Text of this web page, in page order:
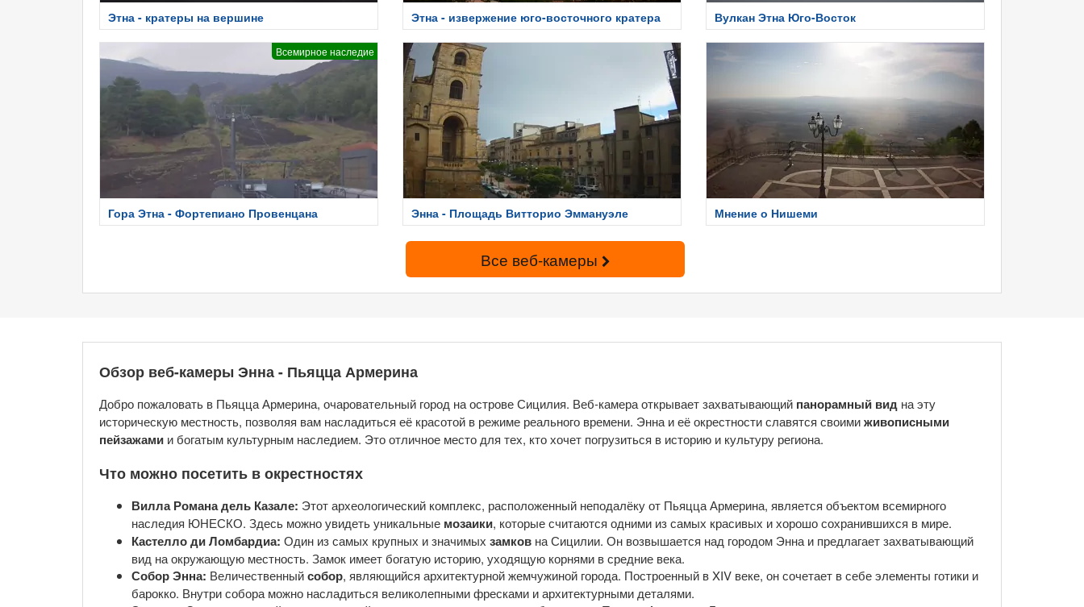
Этна - кратеры на вершине Этна - извержение юго-восточного кратера Вулкан Этна Юго-Восток
Всемирное наследие
Гора Этна - Фортепиано Провенцана Энна - Площадь Витторио Эммануэле Мнение о Нишеми
Все веб-камеры
Обзор веб-камеры Энна - Пьяцца Армерина
Добро пожаловать в Пьяцца Армерина, очаровательный город на острове Сицилия. Веб-камера открывает захватывающий панорамный вид на эту
историческую местность, позволяя вам насладиться её красотой в режиме реального времени. Энна и её окрестности славятся своимиживописными
пейзажами и богатым культурным наследием. Это отличное место для тех, кто хочет погрузиться в историю и культуру региона.
Что можно посетить в окрестностях
Вилла Романа дель Казале: Этот археологический комплекс, расположенный неподалёку от Пьяцца Армерина, является объектом всемирного
наследия ЮНЕСКО. Здесь можно увидеть уникальные мозаики, которые считаются одними из самых красивых и хорошо сохранившихся в мире.
Кастелло ди Ломбардиа: Один из самых крупных и значимых замков на Сицилии. Он возвышается над городом Энна и предлагает захватывающий
вид на окружающую местность. Замок имеет богатую историю, уходящую корнями в средние века.
Собор Энна: Величественныйсобор, являющийся архитектурной жемчужиной города. Построенный в XIV веке, он сочетает в себе элементы готики и
барокко. Внутри собора можно насладиться великолепными фресками и архитектурными деталями.